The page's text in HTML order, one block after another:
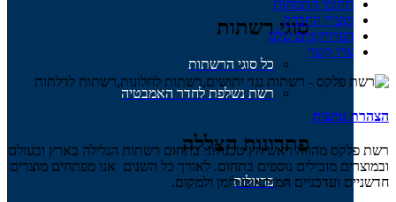
סוגי רשתות
כל סוגי הרשתות
רשת נשלפת לחדר האמבטיה
פתרונות הצללה
פרגולות
תחומי התמחות
מוצרי החברה
הפרויקטים שלנו
צרו קשר
הצהרת נגישות
רשת פלקס מהווה ראש חץ טכנולוגי בתחום רשתות הגלילה בארץ ובעולם
ובמוצרים מובילים נוספים בתחום. לאורך כל השנים אנו מפתחים מוצרים
חדשניים ועדכניים המותאים לזמן ולמקום.